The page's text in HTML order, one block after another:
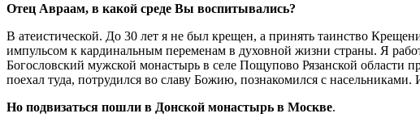
Отец Авраам, в какой среде Вы воспитывались?
В атеистической. До 30 лет я не был крещен, а принять таинство
импульсом к кардинальным переменам в духовной жизни страны. Я
Богословский мужской монастырь в селе Пощупово Рязанской области
поехал туда, потрудился во славу Божию, познакомился с
Но подвизаться пошли в Донской монастырь в Москве.